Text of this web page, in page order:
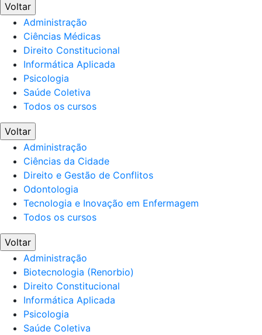
Voltar
Administração
Ciências Médicas
Direito Constitucional
Informática Aplicada
Psicologia
Saúde Coletiva
Todos os cursos
Voltar
Administração
Ciências da Cidade
Direito e Gestão de Conflitos
Odontologia
Tecnologia e Inovação em Enfermagem
Todos os cursos
Voltar
Administração
Biotecnologia (Renorbio)
Direito Constitucional
Informática Aplicada
Psicologia
Saúde Coletiva